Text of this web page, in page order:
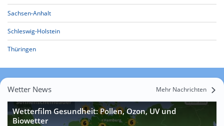
Sachsen-Anhalt
Schleswig-Holstein
Thüringen
Wetter News Mehr Nachrichten
Wetterfilm Gesundheit: Pollen, Ozon, UV und
Biowetter